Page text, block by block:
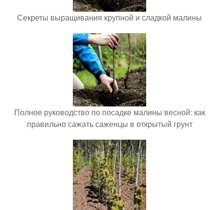
Секреты выращивания крупной и сладкой малины
Полное руководство по посадке малины весной: как
правильно сажать саженцы в открытый грунт